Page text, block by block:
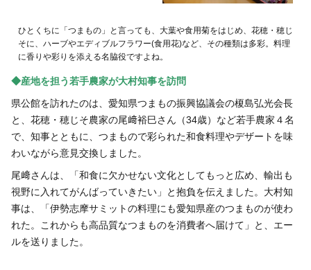
JAタウン「あいちゴコロ」
いいね！あいち産料理レシピ
生産履歴管理システム
JAあいち版GAP
いきいき愛知
ひとくちに「つまもの」と言っても、大葉や食用菊をはじめ、花穂・穂じ
そに、ハーブやエディブルフラワー(食用花)など、その種類は多彩。料理
に香りや彩りを添える名脇役ですよね。
◆産地を担う若手農家が大村知事を訪問
県公館を訪れたのは、愛知県つまもの振興協議会の榎島弘光会長
と、花穂・穂じそ農家の尾﨑裕巳さん（34歳）など若手農家４名
で、知事とともに、つまもので彩られた和食料理やデザートを味
わいながら意見交換しました。
尾﨑さんは、「和食に欠かせない文化としてもっと広め、輸出も
視野に入れてがんばっていきたい」と抱負を伝えました。大村知
事は、「伊勢志摩サミットの料理にも愛知県産のつまものが使わ
れた。これからも高品質なつまものを消費者へ届けて」と、エー
ルを送りました。